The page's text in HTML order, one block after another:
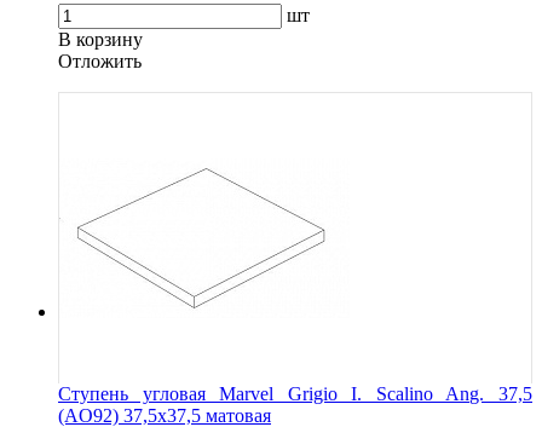
шт
В корзину
Oтложить
Ступень угловая Marvel Grigio I. Scalino Ang. 37,5
(AO92) 37,5x37,5 матовая